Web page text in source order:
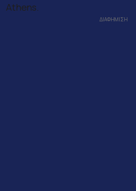
Athens.